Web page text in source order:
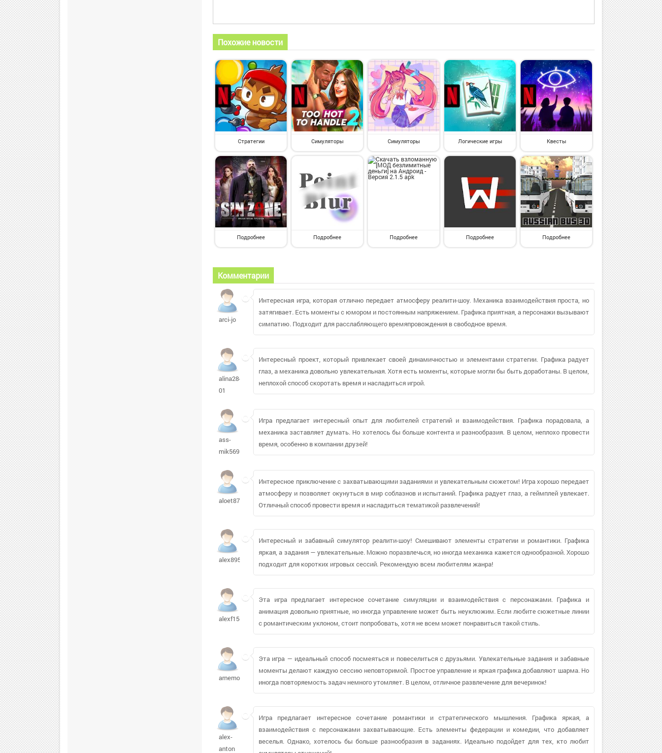
Похожие новости
Стратегии Симуляторы Симуляторы Логические игры Квесты
Подробнее Подробнее Подробнее Подробнее Подробнее
Комментарии
arci-jo
Интересная игра, которая отлично передает атмосферу реалити-шоу. Механика взаимодействия проста, но
затягивает. Есть моменты с юмором и постоянным напряжением. Графика приятная, а персонажи вызывают
симпатию. Подходит для расслабляющего времяпровождения в свободное время.
alina28-
01
Интересный проект, который привлекает своей динамичностью и элементами стратегии. Графика радует
глаз, а механика довольно увлекательная. Хотя есть моменты, которые могли бы быть доработаны. В целом,
неплохой способ скоротать время и насладиться игрой.
ass-
mik569
Игра предлагает интересный опыт для любителей стратегий и взаимодействия. Графика порадовала, а
механика заставляет думать. Но хотелось бы больше контента и разнообразия. В целом, неплохо провести
время, особенно в компании друзей!
aloet877
Интересное приключение с захватывающими заданиями и увлекательным сюжетом! Игра хорошо передает
атмосферу и позволяет окунуться в мир соблазнов и испытаний. Графика радует глаз, а геймплей увлекает.
Отличный способ провести время и насладиться тематикой развлечений!
alex89527
Интересный и забавный симулятор реалити-шоу! Смешивают элементы стратегии и романтики. Графика
яркая, а задания — увлекательные. Можно поразвлечься, но иногда механика кажется однообразной. Хорошо
подходит для коротких игровых сессий. Рекомендую всем любителям жанра!
alexf15q660
Эта игра предлагает интересное сочетание симуляции и взаимодействия с персонажами. Графика и
анимация довольно приятные, но иногда управление может быть неуклюжим. Если любите сюжетные линии
с романтическим уклоном, стоит попробовать, хотя не всем может понравиться такой стиль.
arnemorch
Эта игра — идеальный способ посмеяться и повеселиться с друзьями. Увлекательные задания и забавные
моменты делают каждую сессию неповторимой. Простое управление и яркая графика добавляют шарма. Но
иногда повторяемость задач немного утомляет. В целом, отличное развлечение для вечеринок!
alex-
anton
Игра предлагает интересное сочетание романтики и стратегического мышления. Графика яркая, а
взаимодействия с персонажами захватывающие. Есть элементы федерации и комедии, что добавляет
веселья. Однако, хотелось бы больше разнообразия в заданиях. Идеально подойдет для тех, кто любит